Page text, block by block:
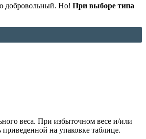
добровольный. Но! При выборе типа
веса. При избыточном весе и/или
на упаковке таблице.